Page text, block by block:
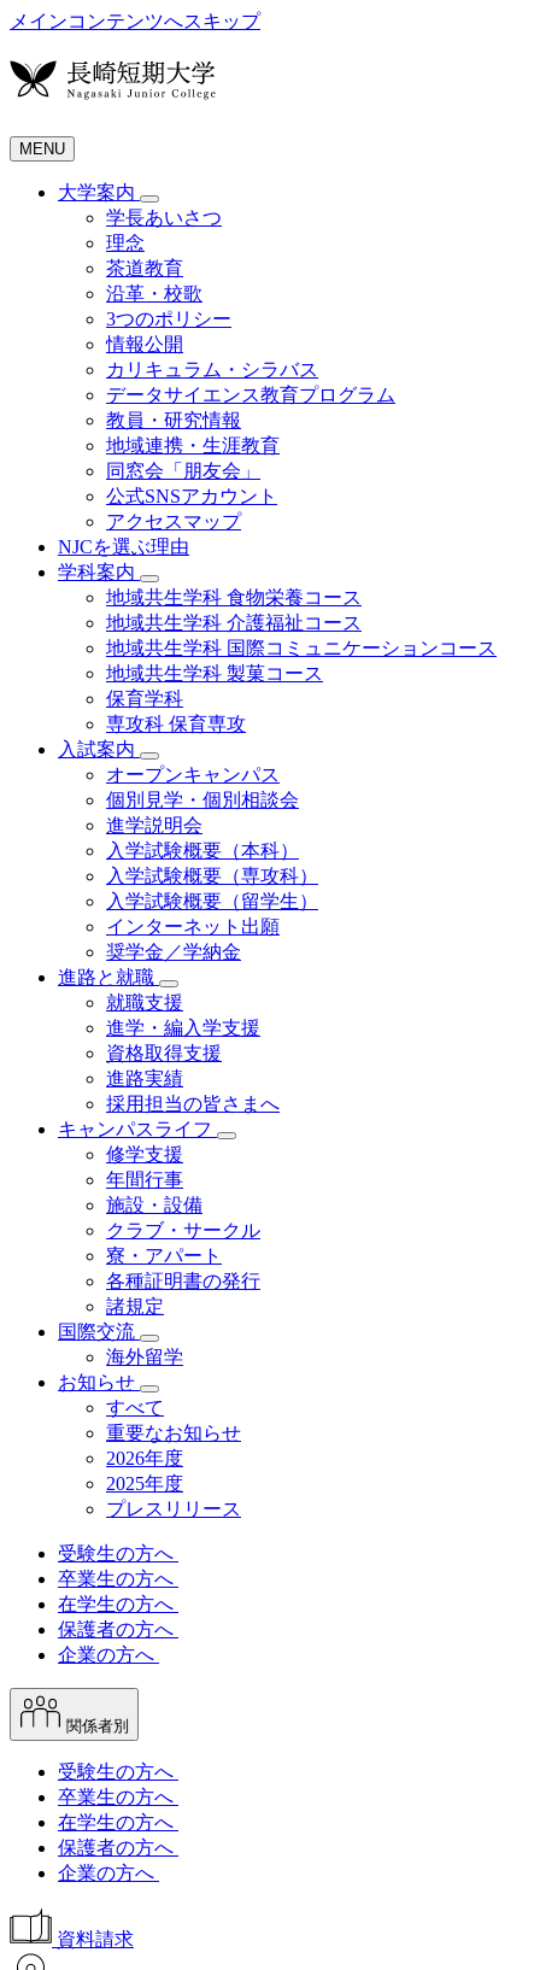
メインコンテンツへスキップ
MENU
大学案内
学長あいさつ
理念
茶道教育
沿革・校歌
3つのポリシー
情報公開
カリキュラム・シラバス
データサイエンス教育プログラム
教員・研究情報
地域連携・生涯教育
同窓会「朋友会」
公式SNSアカウント
アクセスマップ
NJCを選ぶ理由
学科案内
地域共⽣学科 ⾷物栄養コース
地域共生学科 介護福祉コース
地域共生学科 国際コミュニケーションコース
地域共⽣学科 製菓コース
保育学科
専攻科 保育専攻
入試案内
オープンキャンパス
個別⾒学・個別相談会
進学説明会
入学試験概要（本科）
入学試験概要（専攻科）
入学試験概要（留学生）
インターネット出願
奨学金／学納金
進路と就職
就職支援
進学・編入学支援
資格取得⽀援
進路実績
採用担当の皆さまへ
キャンパスライフ
修学支援
年間行事
施設・設備
クラブ・サークル
寮・アパート
各種証明書の発⾏
諸規定
国際交流
海外留学
お知らせ
すべて
重要なお知らせ
2026年度
2025年度
プレスリリース
受験生の方へ
卒業生の方へ
在学生の方へ
保護者の方へ
企業の方へ
関係者別
受験生の方へ
卒業生の方へ
在学生の方へ
保護者の方へ
企業の方へ
資料請求